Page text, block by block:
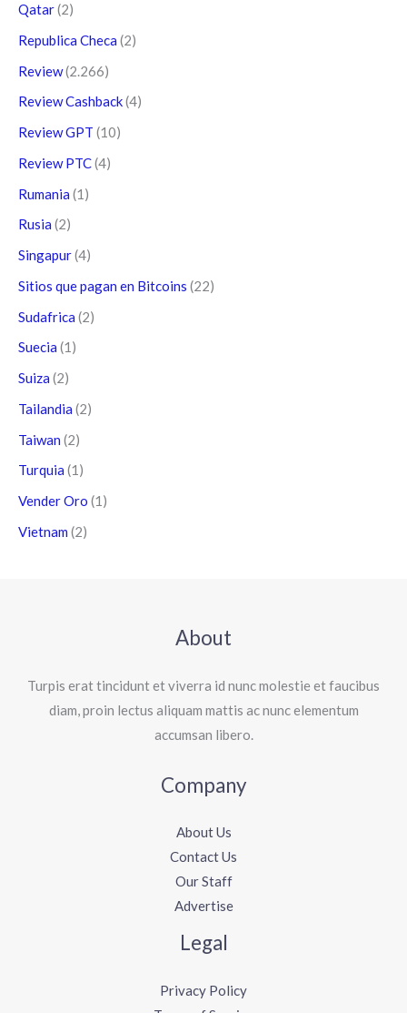
Qatar(2)
Republica Checa (2)
Review(2.266)
Review Cashback(4)
Review GPT (10)
Review PTC(4)
Rumania (1)
Rusia (2)
Singapur(4)
Sitios que pagan en Bitcoins (22)
Sudafrica (2)
Suecia (1)
Suiza (2)
Tailandia (2)
Taiwan (2)
Turquia (1)
Vender Oro (1)
Vietnam (2)
About
Turpis erat tincidunt et viverra id nunc molestie et faucibus
diam, proin lectus aliquam mattis ac nunc elementum
accumsan libero.
Company
About Us
Contact Us
Our Staff
Advertise
Legal
Privacy Policy